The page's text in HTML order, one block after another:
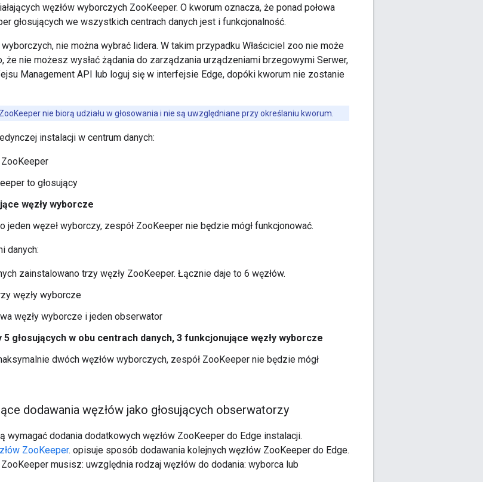
węzłów wyborczych ZooKeeper. O kworum oznacza, że ponad połowa
głosujących we wszystkich centrach danych jest i funkcjonalność.
nie można wybrać lidera. W takim przypadku Właściciel zoo nie może
że nie możesz wysłać żądania do zarządzania urządzeniami brzegowymi Serwer,
Management API lub loguj się w interfejsie Edge, dopóki kworum nie zostanie
nie biorą udziału w głosowania i nie są uwzględniane przy określaniu kworum.
instalacji w centrum danych:
to głosujący
węzły wyborcze
węzeł wyborczy, zespół ZooKeeper nie będzie mógł funkcjonować.
danych:
zainstalowano trzy węzły ZooKeeper. Łącznie daje to 6 węzłów.
węzły wyborcze
węzły wyborcze i jeden obserwator
5 głosujących w obu centrach danych, 3 funkcjonujące węzły wyborcze
dwóch węzłów wyborczych, zespół ZooKeeper nie będzie mógł
dodawania węzłów jako głosujących obserwatorzy
wymagać dodania dodatkowych węzłów ZooKeeper do Edge instalacji.
ZooKeeper. opisuje sposób dodawania kolejnych węzłów ZooKeeper do Edge.
musisz: uwzględnia rodzaj węzłów do dodania: wyborca lub